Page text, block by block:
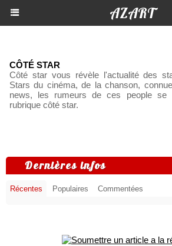
AZART
CÔTÉ STAR
Côté star vous révèle l'actualité des
Stars du cinéma, de la chanson,
news, les rumeurs de ces people se
rubrique côté star.
Dernières infos
Récentes Populaires Commentées